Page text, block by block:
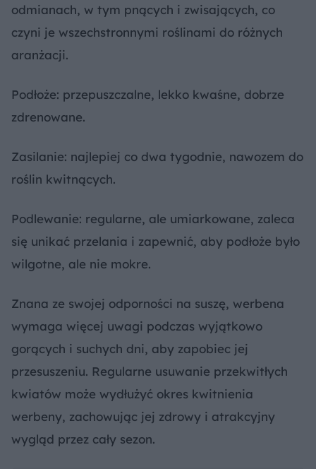
odmianach, w tym pnących i zwisających, co
czyni je wszechstronnymi roślinami do różnych
aranżacji.
Podłoże: przepuszczalne, lekko kwaśne, dobrze
zdrenowane.
Zasilanie: najlepiej co dwa tygodnie, nawozem do
roślin kwitnących.
Podlewanie: regularne, ale umiarkowane, zaleca
się unikać przelania i zapewnić, aby podłoże było
wilgotne, ale nie mokre.
Znana ze swojej odporności na suszę, werbena
wymaga więcej uwagi podczas wyjątkowo
gorących i suchych dni, aby zapobiec jej
przesuszeniu. Regularne usuwanie przekwitłych
kwiatów może wydłużyć okres kwitnienia
werbeny, zachowując jej zdrowy i atrakcyjny
wygląd przez cały sezon.